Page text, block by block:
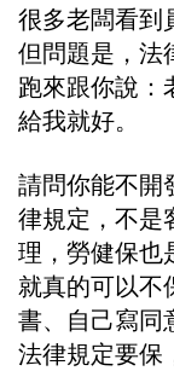
很多老闆看到
但問題是，法
跑來跟你說：
給我就好。
請問你能不開
律規定，不是
理，勞健保也
就真的可以不
書、自己寫同
法律規定要保